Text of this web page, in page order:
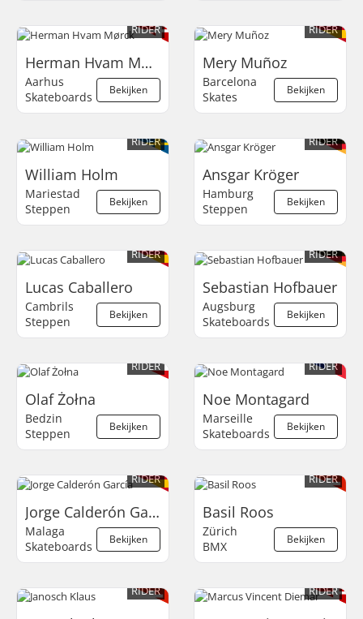
RIDER
Herman Hvam Mørck
Bekijken
Aarhus
Skateboards
RIDER
Mery Muñoz
Bekijken
Barcelona
Skates
RIDER
William Holm
Bekijken
Mariestad
Steppen
RIDER
Ansgar Kröger
Bekijken
Hamburg
Steppen
RIDER
Lucas Caballero
Bekijken
Cambrils
Steppen
RIDER
Sebastian Hofbauer
Bekijken
Augsburg
Skateboards
RIDER
Olaf Żołna
Bekijken
Bedzin
Steppen
RIDER
Noe Montagard
Bekijken
Marseille
Skateboards
RIDER
Jorge Calderón García
Bekijken
Malaga
Skateboards
RIDER
Basil Roos
Bekijken
Zürich
BMX
RIDER RIDER